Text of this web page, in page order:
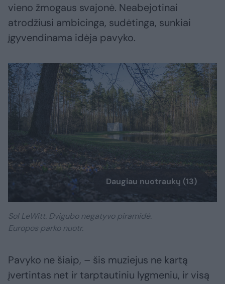
vieno žmogaus svajonė. Neabejotinai
atrodžiusi ambicinga, sudėtinga, sunkiai
įgyvendinama idėja pavyko.
Daugiau nuotraukų (13)
Sol LeWitt. Dvigubo negatyvo piramidė.
Europos parko nuotr.
Pavyko ne šiaip, – šis muziejus ne kartą
įvertintas net ir tarptautiniu lygmeniu, ir visą